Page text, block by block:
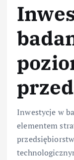
Inwestycje w
elementem